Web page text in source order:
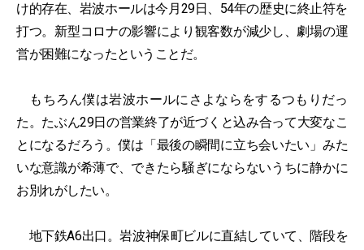
け的存在、岩波ホールは今月29日、54年の歴史に終止符を
打つ。新型コロナの影響により観客数が減少し、劇場の運
営が困難になったということだ。
もちろん僕は岩波ホールにさよならをするつもりだっ
た。たぶん29日の営業終了が近づくと込み合って大変なこ
とになるだろう。僕は「最後の瞬間に立ち会いたい」みた
いな意識が希薄で、できたら騒ぎにならないうちに静かに
お別れがしたい。
地下鉄A6出口。岩波神保町ビルに直結していて、階段を